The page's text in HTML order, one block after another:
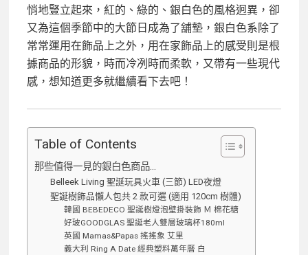
悄地豎立起來，紅的、綠的、銀白色的風格迥異，卻
又為這個季節中的大節日成為了舖墊，銀白色系除了
常常運用在飾品上之外，用在家飾品上的感受則是根
據商品的形貌，時而冷冽時而柔軟，又帶有一些現代
感，想知道更多就繼續看下去吧！
Table of Contents
那些值得一見的銀白色商品…
Belleek Living 聖誕玩具火車 (三節) LED夜燈
聖誕樹飾品懶人包共 2 款可選 (適用 120cm 樹體)
韓國 BEBEDECO 聖誕樹燈泡壁掛裝飾 Ｍ 棉花糖
好玻GOODGLAS 聖誕老人雙層玻璃杯180ml
英國 Mamas&Papas 搖搖象 艾里
義大利 Ring A Date 經典塑料萬年曆 白